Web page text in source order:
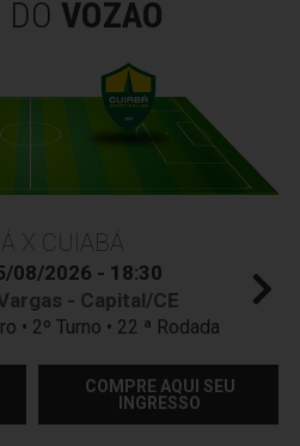
DO VOZÃO
X CUIABÁ
08/2026 - 18:30
- Capital/CE
• 2º Turno • 22 ª Rodada
COMPRE AQUI SEU
INGRESSO